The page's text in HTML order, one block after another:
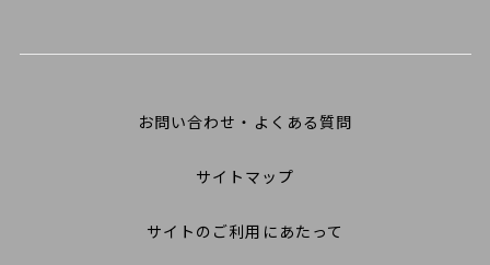
お問い合わせ・よくある質問
サイトマップ
サイトのご利用にあたって